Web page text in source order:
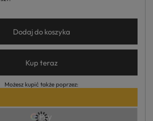
Dodaj do koszyka
Kup teraz
Możesz kupić także poprzez: